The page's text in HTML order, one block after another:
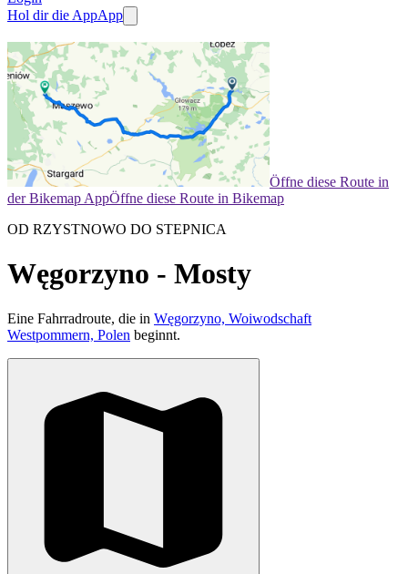
Hol dir die AppApp
Öffne diese Route in
der Bikemap AppÖffne diese Route in Bikemap
OD RZYSTNOWO DO STEPNICA
Węgorzyno - Mosty
Eine Fahrradroute, die in Węgorzyno, Woiwodschaft
Westpommern, Polen beginnt.